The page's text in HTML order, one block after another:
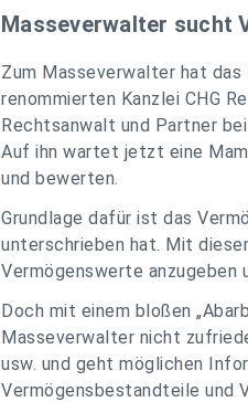
Masseverwalter sucht
Zum Masseverwalter hat das
renommierten Kanzlei CHG
Rechtsanwalt und Partner
Auf ihn wartet jetzt eine
und bewerten.
Grundlage dafür ist das
unterschrieben hat. Mit
Vermögenswerte anzugeben
Doch mit einem bloßen
Masseverwalter nicht
usw. und geht möglichen
Vermögensbestandteile und